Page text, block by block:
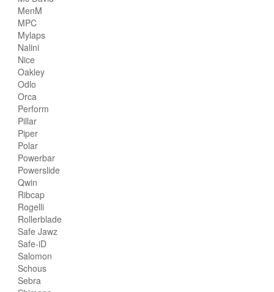
MenM
MPC
Mylaps
Nalini
Nice
Oakley
Odlo
Orca
Perform
Pillar
Piper
Polar
Powerbar
Powerslide
Qwin
Ribcap
Rogelli
Rollerblade
Safe Jawz
Safe-iD
Salomon
Schous
Sebra